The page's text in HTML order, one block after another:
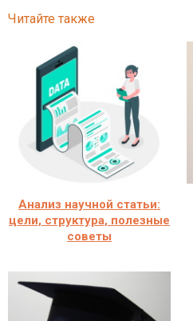
Читайте также
Анализ научной статьи:
цели, структура, полезные
советы